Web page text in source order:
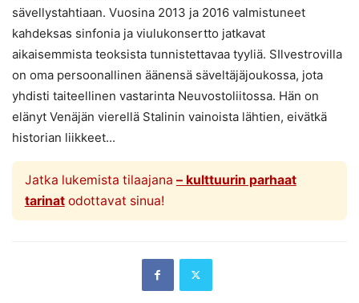
sävellystahtiaan. Vuosina 2013 ja 2016 valmistuneet
kahdeksas sinfonia ja viulukonsertto jatkavat
aikaisemmista teoksista tunnistettavaa tyyliä. SIlvestrovilla
on oma persoonallinen äänensä säveltäjäjoukossa, jota
yhdisti taiteellinen vastarinta Neuvostoliitossa. Hän on
elänyt Venäjän vierellä Stalinin vainoista lähtien, eivätkä
historian liikkeet...
Jatka lukemista tilaajana – kulttuurin parhaat
tarinatodottavat sinua!